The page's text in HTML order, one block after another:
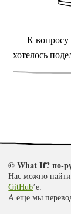
К вопросу
хотелось
© What If? по-
Нас можно
GitHubʼе.
А еще мы